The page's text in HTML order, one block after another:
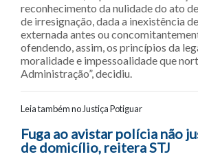
reconhecimento da nulidade do ato
de irresignação, dada a inexistência
externada antes ou
ofendendo, assim, os princípios da
moralidade e impessoalidade que
Administração”, decidiu.
Leia também no Justiça Potiguar
Navegação entre
Fuga ao avistar polícia não
de domicílio, reitera STJ